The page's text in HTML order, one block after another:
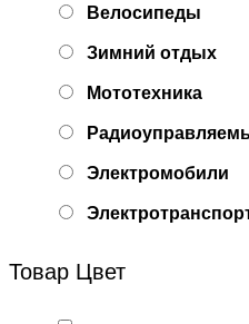
Велосипеды
Зимний отдых
Мототехника
Электромобили
Товар Цвет